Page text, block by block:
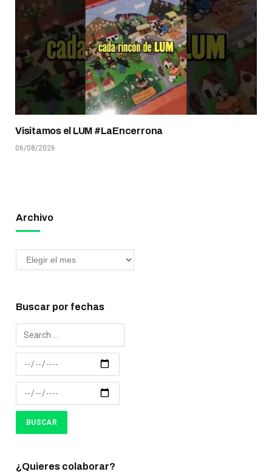
Visitamos el LUM #LaEncerrona
06/08/2026
Archivo
Buscar por fechas
¿Quieres colaborar?